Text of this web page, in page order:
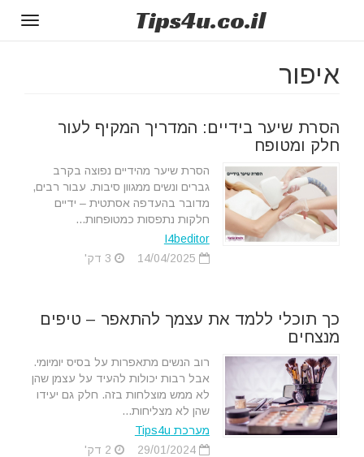
Tips4u.co.il
איפור
הסרת שיער בידיים: המדריך המקיף לעור
חלק ומטופח
הסרת שיער מהידיים נפוצה בקרב
גברים ונשים ממגוון סיבות. עבור רבים,
מדובר בהעדפה אסתטית – ידיים
חלקות נתפסות כמטופחות...
I4beditor
כך תוכלי ללמד את עצמך להתאפר – טיפים
מנצחים
רוב הנשים מתאפרות על בסיס יומיומי.
אבל רבות יכולות להעיד על עצמן שהן
לא ממש מוצלחות בזה. חלק גם יעידו
שהן לא מצליחות...
מערכת Tips4u
29/01/2024